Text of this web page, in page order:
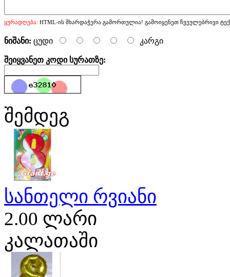
ყურადღება: HTML-ის მხარდაჭერა გამორთულია! გამოიყენეთ ჩვეულებრივი
ნიშანი: ცუდი კარგი
შეიყვანეთ კოდი სურათზე:
შემდეგ
სანთელი რვიანი
2.00 ლარი
კალათაში